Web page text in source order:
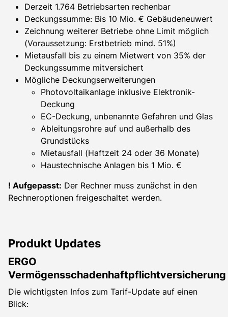
Derzeit 1.764 Betriebsarten rechenbar
Deckungssumme: Bis 10 Mio. € Gebäudeneuwert
Zeichnung weiterer Betriebe ohne Limit möglich
(Voraussetzung: Erstbetrieb mind. 51%)
Mietausfall bis zu einem Mietwert von 35% der
Deckungssumme mitversichert
Mögliche Deckungserweiterungen
Photovoltaikanlage inklusive Elektronik-
Deckung
EC-Deckung, unbenannte Gefahren und Glas
Ableitungsrohre auf und außerhalb des
Grundstücks
Mietausfall (Haftzeit 24 oder 36 Monate)
Haustechnische Anlagen bis 1 Mio. €
! Aufgepasst: Der Rechner muss zunächst in den
Rechneroptionen freigeschaltet werden.
Produkt Updates
ERGO
Vermögensschadenhaftpflichtversicherung
Die wichtigsten Infos zum Tarif-Update auf einen
Blick: